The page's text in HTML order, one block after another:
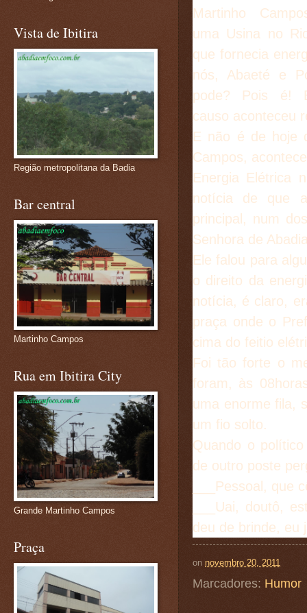
Martinho
uma Usina no
que fornecia
nós, Abaeté e
pode? Pois é!
causo aconteceu
E não é de hoje
Campos,
Energia Elétrica
notícia de que
principal, num
Senhora de
Ele falou para
o direito da
notícia, é claro,
praça onde o
cima do feitio
Foi tão forte o
foram, às
uma enorme fila,
um fio solto.
Quando o
de outro poste
___Pessoal, que
___Uai, doutô,
deu de brinde, eu
on novembro 20, 2011
Marcadores: Humor
Vista de Ibitira
Região metropolitana da Badia
Bar central
Martinho Campos
Rua em Ibitira City
Grande Martinho Campos
Praça